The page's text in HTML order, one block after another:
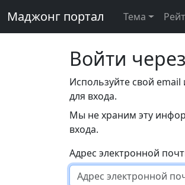
Маджонг портал Тема
Войти
Используйте свой
для входа.
Мы не храним эту
входа.
Адрес электронной